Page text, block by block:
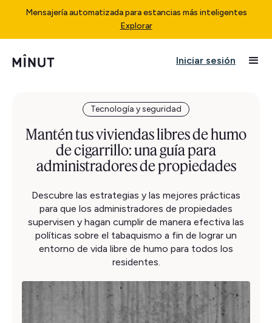
Mensajería automatizada para estancias más inteligentes
Explorar
Iniciar sesión
Tecnología y seguridad
Mantén tus viviendas libres de humo
de cigarrillo: una guía para
administradores de propiedades
Descubre las estrategias y las mejores prácticas
para que los administradores de propiedades
supervisen y hagan cumplir de manera efectiva las
políticas sobre el tabaquismo a fin de lograr un
entorno de vida libre de humo para todos los
residentes.